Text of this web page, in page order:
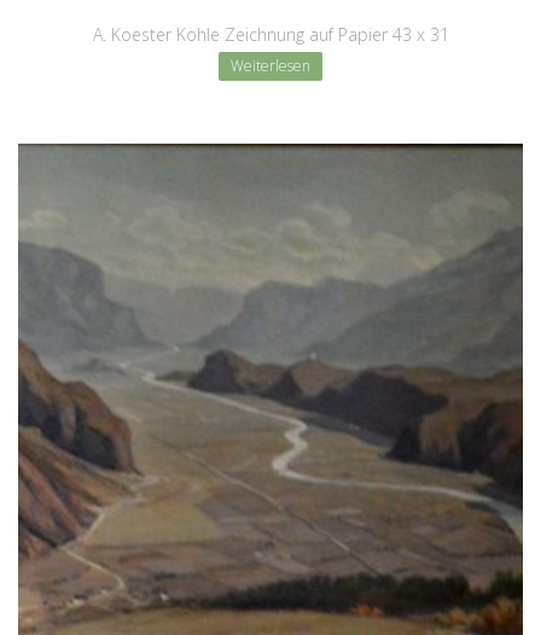
A. Koester Kohle Zeichnung auf Papier 43 x 31
Weiterlesen